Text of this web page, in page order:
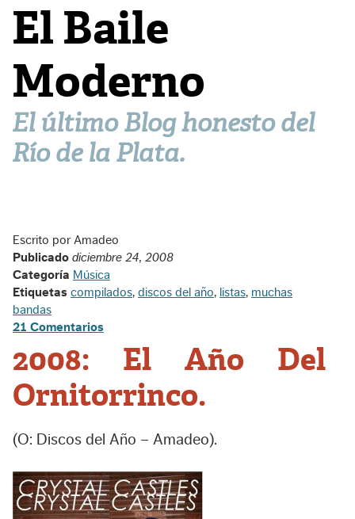
El Baile
Moderno
El último Blog honesto del
Río de la Plata.
Escrito por Amadeo
Publicado diciembre 24, 2008
Categoría Música
Etiquetas compilados, discos del año, listas, muchas
bandas
21 Comentarios
2008: El Año Del
Ornitorrinco.
(O: Discos del Año – Amadeo).